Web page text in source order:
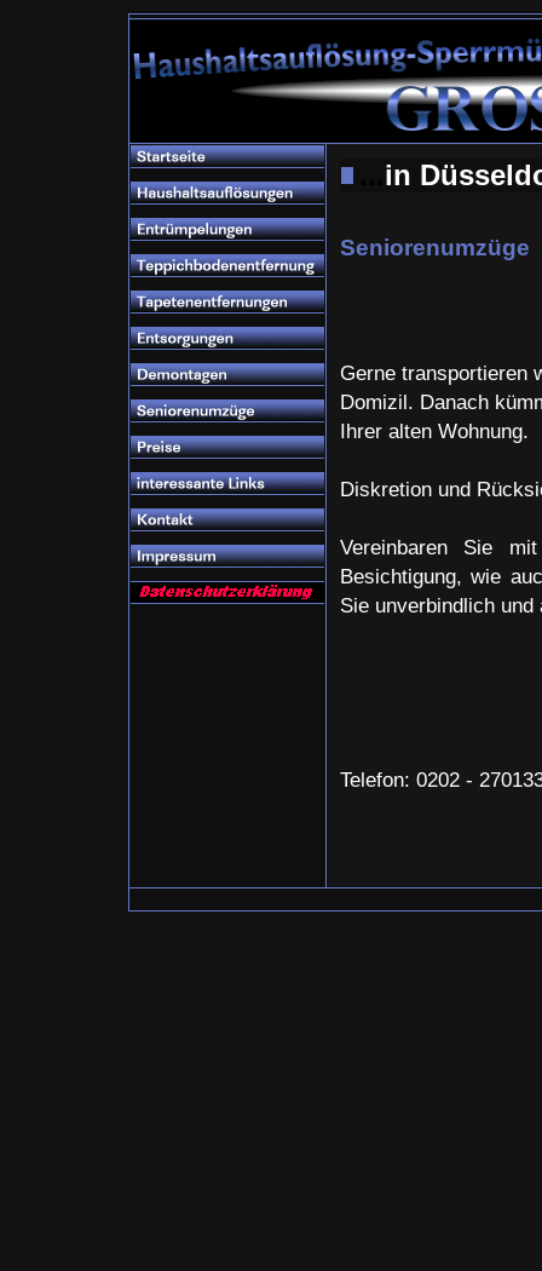
in
Seniorenumzüge
Gerne transportieren
Domizil. Danach
Ihrer alten Wohnung.
Diskretion und
Vereinbaren Sie
Besichtigung, wie
Sie unverbindlich
Telefon: 0202 -